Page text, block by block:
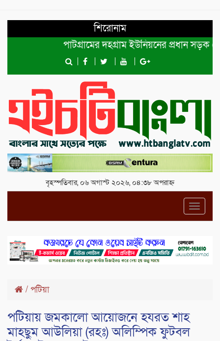
শিরোনাম
পাটগ্রামের দহগ্রাম ইউনিয়নের প্রধান সড়ক ভেঙ্গে
বৃহস্পতিবার, ০৬ অগাস্ট ২০২৬, ০৪:৩৮ অপরাহ্ন
/ পটিয়া
পটিয়ায় জমকালো আয়োজনে হযরত শাহ
মাহছুম আউলিয়া (রহঃ) অলিম্পিক ফুটবল